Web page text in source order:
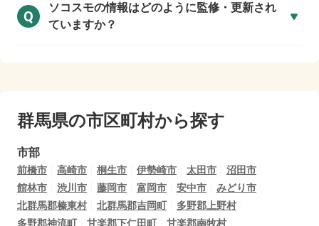
Q
ソコスモの情報はどのように監修・更新され
ていますか？
群馬県の市区町村から探す
市部
前橋市 高崎市 桐生市 伊勢崎市 太田市
沼田市
館林市
渋川市 藤岡市 富岡市 安中市
みどり市
北群馬郡榛東村
北群馬郡吉岡町
多野郡上野村
多野郡神流町
甘楽郡下仁田町 甘楽郡南牧村